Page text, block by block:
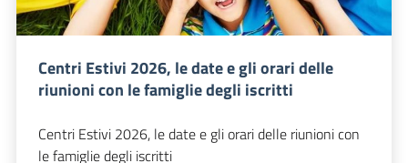
Centri Estivi 2026, le date e gli orari delle
riunioni con le famiglie degli iscritti
Centri Estivi 2026, le date e gli orari delle riunioni con
le famiglie degli iscritti